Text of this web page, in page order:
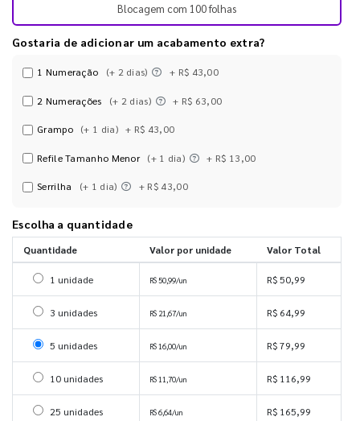
Blocagem com 100 folhas
Gostaria de adicionar um acabamento extra?
1 Numeração (+ 2 dias) + R$ 43,00
2 Numerações (+ 2 dias) + R$ 63,00
Grampo (+ 1 dia) + R$ 43,00
Refile Tamanho Menor (+ 1 dia) + R$ 13,00
Serrilha (+ 1 dia) + R$ 43,00
Escolha a quantidade
Quantidade Valor por unidade Valor Total
Selecionar 1 unidade
1 unidade R$ 50,99/un R$ 50,99
Selecionar 3 unidades
3 unidades R$ 21,67/un R$ 64,99
Selecionar 5 unidades
5 unidades R$ 16,00/un R$ 79,99
Selecionar 10 unidades
10 unidades R$ 11,70/un R$ 116,99
Selecionar 25 unidades
25 unidades R$ 6,64/un R$ 165,99